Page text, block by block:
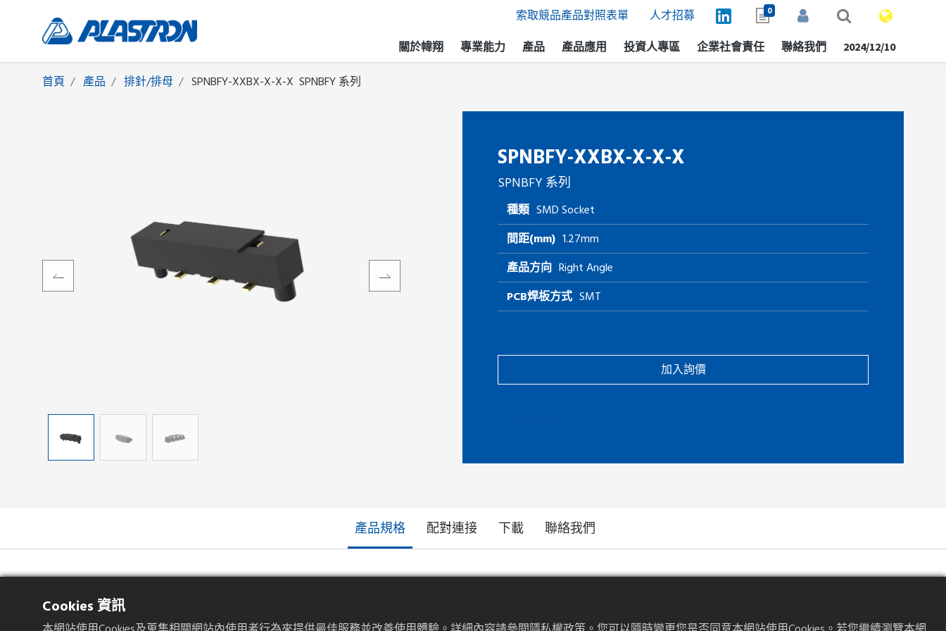
關於幃翔 專業能力 產品 產品應用 投資人專區 企業社會責任 聯絡我們 2024/12/10
0
索取競品產品對照表單 人才招募
首頁 產品 排針/排母 SPNBFY-XXBX-X-X-X SPNBFY 系列
SPNBFY-XXBX-X-X-X
SPNBFY 系列
加入詢價
種類 SMD Socket
間距(mm) 1.27mm
產品方向 Right Angle
PCB焊板方式 SMT
產品規格 配對連接 下載 聯絡我們
Cookies 資訊